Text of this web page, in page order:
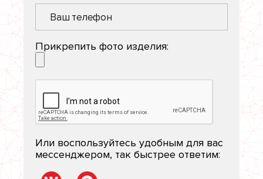
Прикрепить фото изделия:
Или воспользуйтесь удобным для вас
мессенджером, так быстрее ответим: